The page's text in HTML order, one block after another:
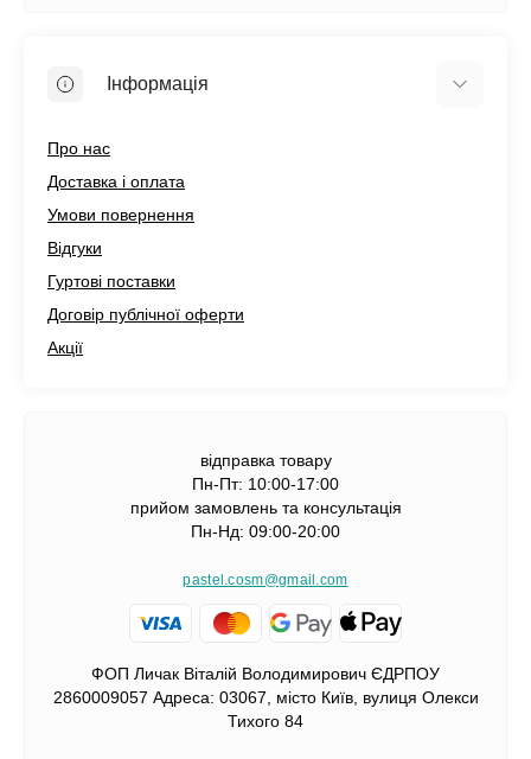
Інформація
Про нас
Доставка і оплата
Умови повернення
Відгуки
Гуртові поставки
Договір публічної оферти
Акції
відправка товару
Пн-Пт: 10:00-17:00
прийом замовлень та консультація
Пн-Нд: 09:00-20:00
pastel.cosm@gmail.com
ФОП Личак Віталій Володимирович ЄДРПОУ
2860009057 Адреса: 03067, місто Київ, вулиця Олекси
Тихого 84